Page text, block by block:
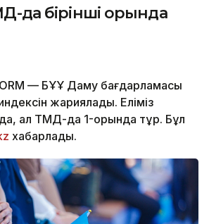
да бірінші орында
— БҰҰ Даму бағдарламасы
жариялады. Еліміз
ал ТМД-да 1-орында тұр. Бұл
хабарлады.